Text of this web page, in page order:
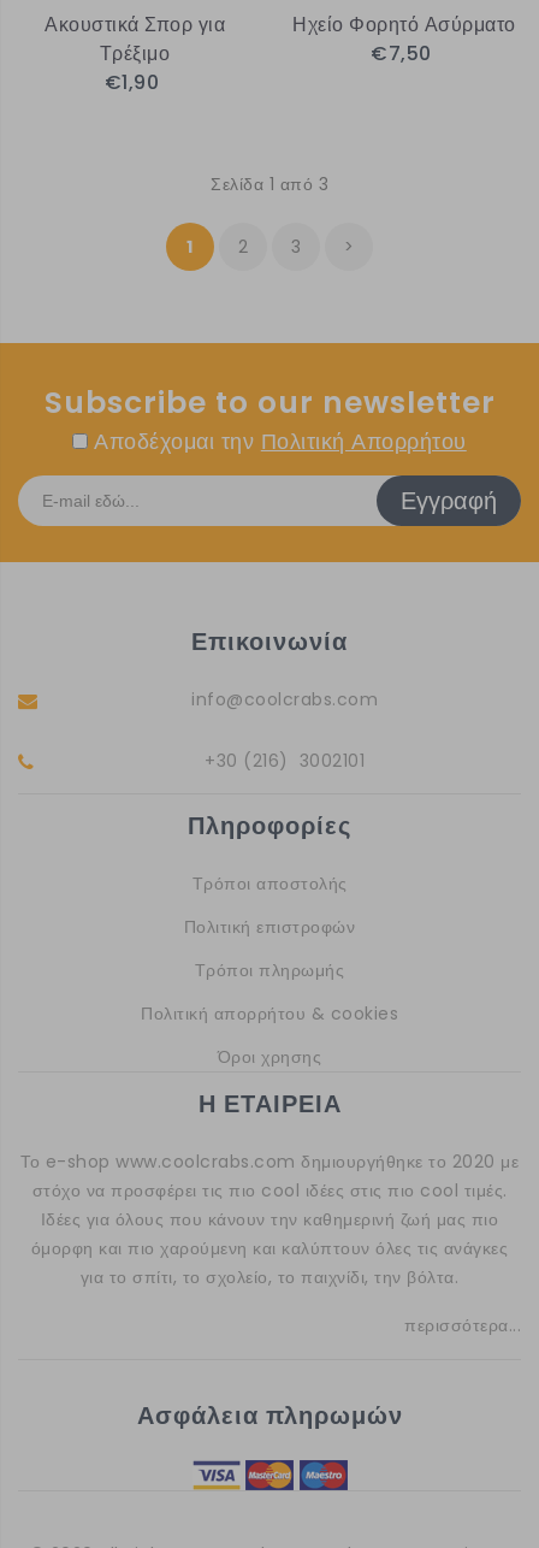
Ακουστικά Σπορ για
Τρέξιμο
€1,90
Ηχείο Φορητό Ασύρματο
€7,50
Σελίδα 1 από 3
1 2 3 >
Subscribe to our newsletter
Αποδέχομαι την Πολιτική Απορρήτου
Εγγραφή
Επικοινωνία
info@coolcrabs.com
+30 (216) 3002101
Πληροφορίες
Τρόποι αποστολής
Πολιτική επιστροφών
Τρόποι πληρωμής
Πολιτική απορρήτου & cookies
Όροι χρησης
Η ΕΤΑΙΡΕΙΑ
Το e-shop www.coolcrabs.com δημιουργήθηκε το 2020 με
στόχο να προσφέρει τις πιο cool ιδέες στις πιο cool τιμές.
Ιδέες για όλους που κάνουν την καθημερινή ζωή μας πιο
όμορφη και πιο χαρούμενη και καλύπτουν όλες τις ανάγκες
για το σπίτι, το σχολείο, το παιχνίδι, την βόλτα.
περισσότερα...
Ασφάλεια πληρωμών